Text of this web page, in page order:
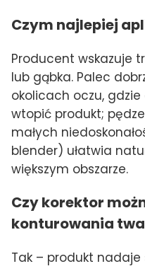
Czym najlepiej
Producent wskazuje
lub gąbka. Palec
okolicach oczu,
wtopić produkt;
małych
blender) ułatwia
większym obszarze.
Czy korektor
konturowania
Tak – produkt